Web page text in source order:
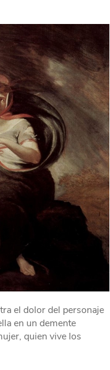
el dolor del personaje
en un demente
quien vive los